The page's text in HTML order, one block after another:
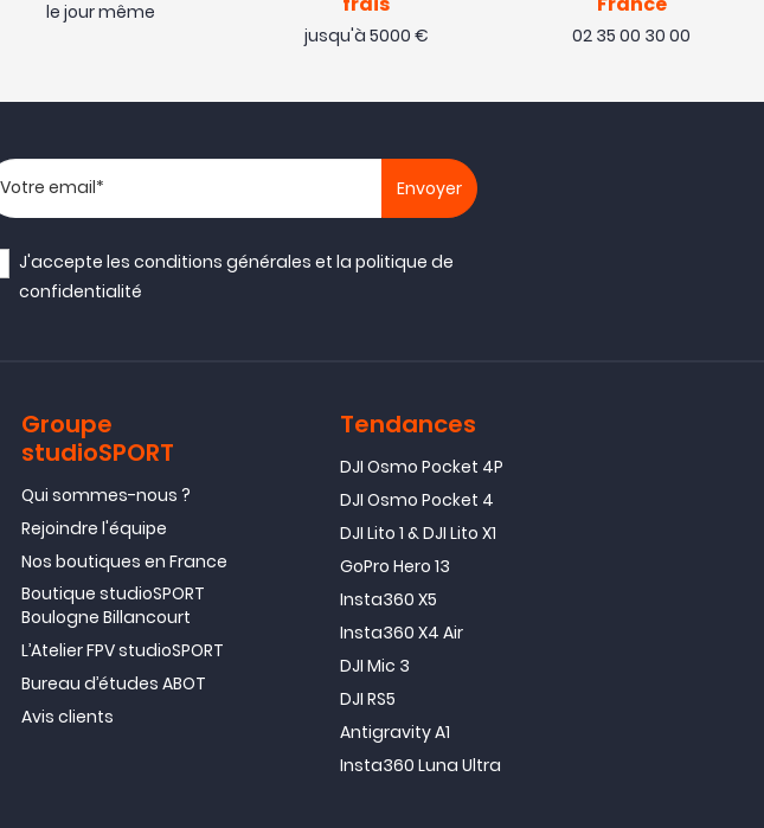
le jour même
jusqu'à 5000 € 02 35 00 30 00
Votre adresse email
J'accepte lesconditions générales et lapolitique de
confidentialité
Groupe
studioSPORT
Qui sommes-nous ?
Rejoindre l'équipe
Nos boutiques en France
Boutique studioSPORT
Boulogne Billancourt
L’Atelier FPV studioSPORT
Bureau d’études ABOT
Avis clients
Tendances
DJI Osmo Pocket 4P
DJI Osmo Pocket 4
DJI Lito 1 & DJI Lito X1
GoPro Hero 13
Insta360 X5
Insta360 X4 Air
DJI Mic 3
DJI RS5
Antigravity A1
Insta360 Luna Ultra